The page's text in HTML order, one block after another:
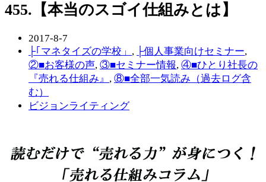
455.【本当のスゴイ仕組みとは】
2017-8-7
├｢マネタイズの学校」 , ├個人事業向けセミナー,
②■お客様の声, ③■セミナー情報, ④■ひとり社長の
『売れる仕組み』 , ⑧■全部一気読み（過去ログ含
む）
ビジョンライティング